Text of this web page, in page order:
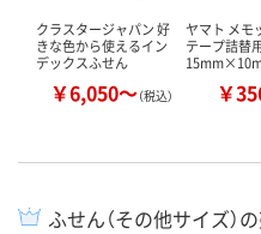
クラスタージャパン 好
きな色から使えるイン
デックスふせん
￥6,050～（税込）
ヤマト メモ
テープ詰替
￥
ふせん（その他サイズ）